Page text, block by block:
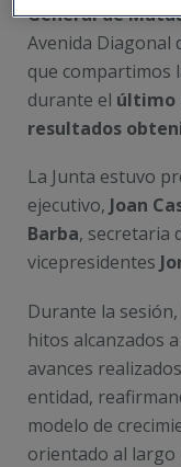
General de
Avenida Diagonal
que compartimos
durante el último
resultados
La Junta estuvo
ejecutivo, Joan
Barba, secretaria
vicepresidentes
Durante la
hitos alcanzados
avances
entidad,
modelo de
orientado al largo